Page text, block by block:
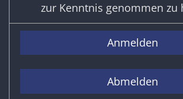
zur Kenntnis genommen zu
Anmelden
Abmelden